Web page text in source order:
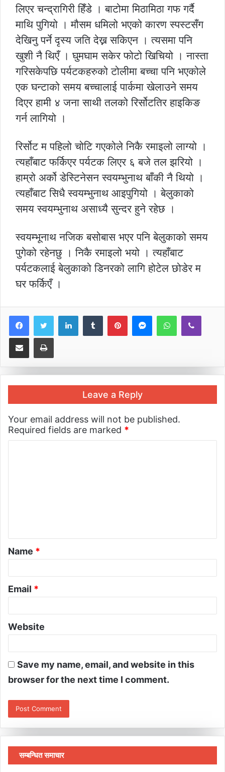
लिएर चन्द्रागिरी हिँडे । बाटोमा मिठामिठा गफ गर्दै
माथि पुगियो । मौसम धमिलो भएको कारण स्पस्टसँग
देखिनु पर्ने दृस्य जति देख्न सकिएन । त्यसमा पनि
खुशी नै थिएँ । घुमघाम सकेर फोटो खिचियो । नास्ता
गरिसकेपछि पर्यटकहरुको टोलीमा बच्चा पनि भएकोले
एक घन्टाको समय बच्चालाई पार्कमा खेलाउने समय
दिएर हामी ४ जना साथी तलको रिर्सोटतिर हाइकिङ
गर्न लागियो ।
रिर्सोट म पहिलो चोटि गएकोले निकै रमाइलो लाग्यो ।
त्यहाँबाट फर्किएर पर्यटक लिएर ६ बजे तल झरियो ।
हाम्रो अर्को डेस्टिनेसन स्वयम्भुनाथ बाँकी नै थियो ।
त्यहाँबाट सिधै स्वयम्भुनाथ आइपुगियो । बेलुकाको
समय स्वयम्भुनाथ असाध्यै सुन्दर हुने रहेछ ।
स्वयम्भूनाथ नजिक बसोबास भएर पनि बेलुकाको समय
पुगेको रहेनछु । निकै रमाइलो भयो । त्यहाँबाट
पर्यटकलाई बेलुकाको डिनरको लागि होटेल छोडेर म
घर फर्किएँ ।
LinkedInTumblrPinterestMessenger
WhatsApp
Viber
Share via EmailPrint
Leave a Reply
Your email address will not be published.
Required fields are marked *
Name *
Email *
Website
Save my name, email, and website in this
browser for the next time I comment.
सम्बन्धित समाचार